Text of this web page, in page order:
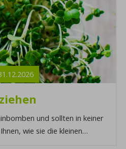
2026
und sollten in keiner
wie sie die kleinen